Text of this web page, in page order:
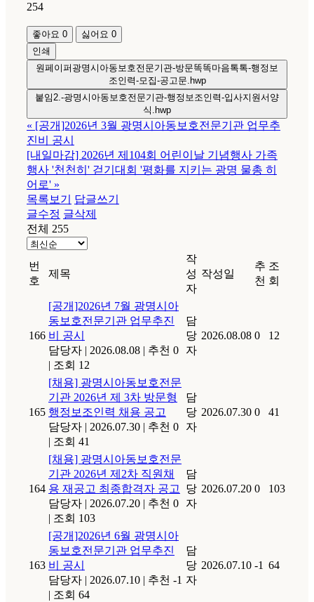
254
좋아요 0 싫어요 0
인쇄
원페이퍼광명시아동보호전문기관-방문똑똑마음톡톡-행정보
조인력-모집-공고문.hwp
붙임2.-광명시아동보호전문기관-행정보조인력-입사지원서양
식.hwp
« [공개]2026년 3월 광명시아동보호전문기관 업무추
진비 공시
[내일마감] 2026년 제104회 어린이날 기념행사 가족
행사 '천천히' 걷기대회 '평화를 지키는 광명 물총 히
어로' »
목록보기
답글쓰기
글수정 글삭제
전체 255
번
호
제목
작
성
자
작성일
추
천
조
회
166
[공개]2026년 7월 광명시아
동보호전문기관 업무추진
비 공시
담당자 | 2026.08.08 | 추천 0
| 조회 12
담
당
자
2026.08.08 0 12
165
[채용] 광명시아동보호전문
기관 2026년 제 3차 방문형
행정보조인력 채용 공고
담당자 | 2026.07.30 | 추천 0
| 조회 41
담
당
자
2026.07.30 0 41
164
[채용] 광명시아동보호전문
기관 2026년 제2차 직원채
용 재공고 최종합격자 공고
담당자 | 2026.07.20 | 추천 0
| 조회 103
담
당
자
2026.07.20 0 103
163
[공개]2026년 6월 광명시아
동보호전문기관 업무추진
비 공시
담당자 | 2026.07.10 | 추천 -1
| 조회 64
담
당
자
2026.07.10 -1 64